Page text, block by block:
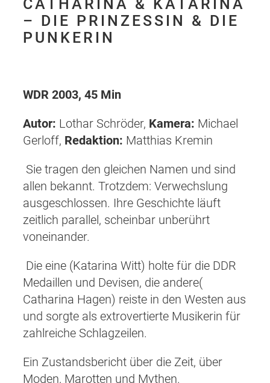
CATHARINA & KATARINA
– DIE PRINZESSIN & DIE
PUNKERIN
WDR 2003, 45 Min
Autor: Lothar Schröder, Kamera: Michael
Gerloff, Redaktion: Matthias Kremin
Sie tragen den gleichen Namen und sind
allen bekannt. Trotzdem: Verwechslung
ausgeschlossen. Ihre Geschichte läuft
zeitlich parallel, scheinbar unberührt
voneinander.
Die eine (Katarina Witt) holte für die DDR
Medaillen und Devisen, die andere(
Catharina Hagen) reiste in den Westen aus
und sorgte als extrovertierte Musikerin für
zahlreiche Schlagzeilen.
Ein Zustandsbericht über die Zeit, über
Moden, Marotten und Mythen.